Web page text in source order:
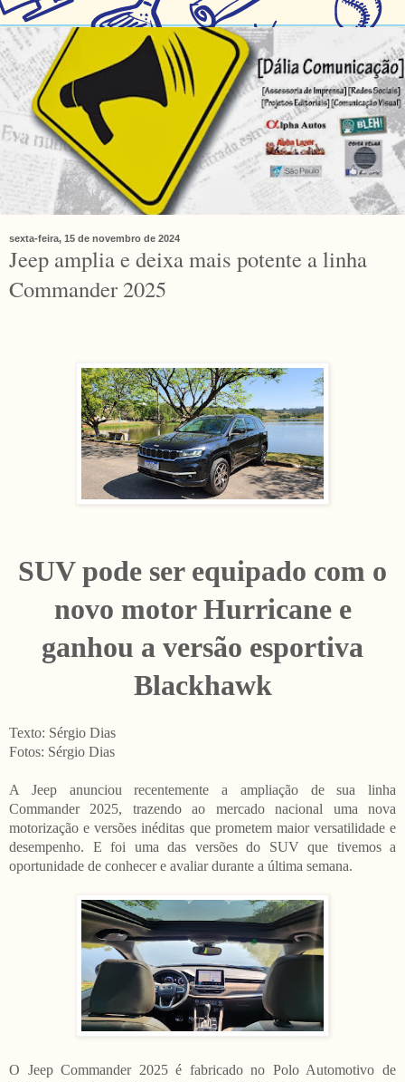
sexta-feira, 15 de novembro de 2024
Jeep amplia e deixa mais potente a linha
Commander 2025
SUV pode ser equipado com o
novo motor Hurricane e
ganhou a versão esportiva
Blackhawk
Texto: Sérgio Dias
Fotos: Sérgio Dias
A Jeep anunciou recentemente a ampliação de sua linha
Commander 2025, trazendo ao mercado nacional uma nova
motorização e versões inéditas que prometem maior versatilidade e
desempenho. E foi uma das versões do SUV que tivemos a
oportunidade de conhecer e avaliar durante a última semana.
O Jeep Commander 2025 é fabricado no Polo Automotivo de